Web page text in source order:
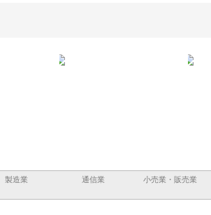
製造業 通信業 小売業・販売業